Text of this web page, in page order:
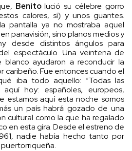
Benitolució su célebre gorro
calores, sí) y unos guantes.
pantalla ya no mostraba aquel
panavisión, sino planos medios y
desde distintos ángulos para
espectáculo. Una veintena de
blanco ayudaron a reconducir la
caribeño. Fue entonces cuando el
iba todo aquello: “Todas las
hoy: españoles, europeos,
estamos aquí esta noche somos
un país habrá gozado de una
cultural como la que ha regalado
en esta gira. Desde el estreno de
nadie había hecho tanto por